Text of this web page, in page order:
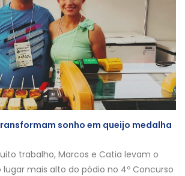
sonho em queijo medalha
trabalho, Marcos e Catia levam o
lugar mais alto do pódio no 4º Concurso